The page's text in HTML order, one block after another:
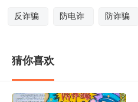
反诈骗 防电诈 防诈骗
猜你喜欢